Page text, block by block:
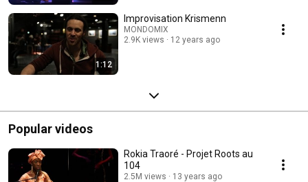
1:12
Improvisation Krismenn
MONDOMIX
2.9K views
12 years ago
Popular videos
Rokia Traoré - Projet Roots au
104
2.5M views 13 years ago